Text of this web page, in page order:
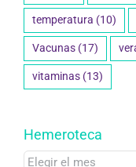
temperatura (10)
Vacunas (17)
vitaminas (13)
Hemeroteca
Hemeroteca